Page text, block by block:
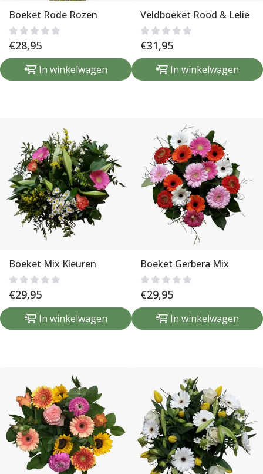
Boeket Rode Rozen
€28,95
In winkelwagen
Veldboeket Rood & Lelie
€31,95
In winkelwagen
Boeket Mix Kleuren
€29,95
In winkelwagen
Boeket Gerbera Mix
€29,95
In winkelwagen